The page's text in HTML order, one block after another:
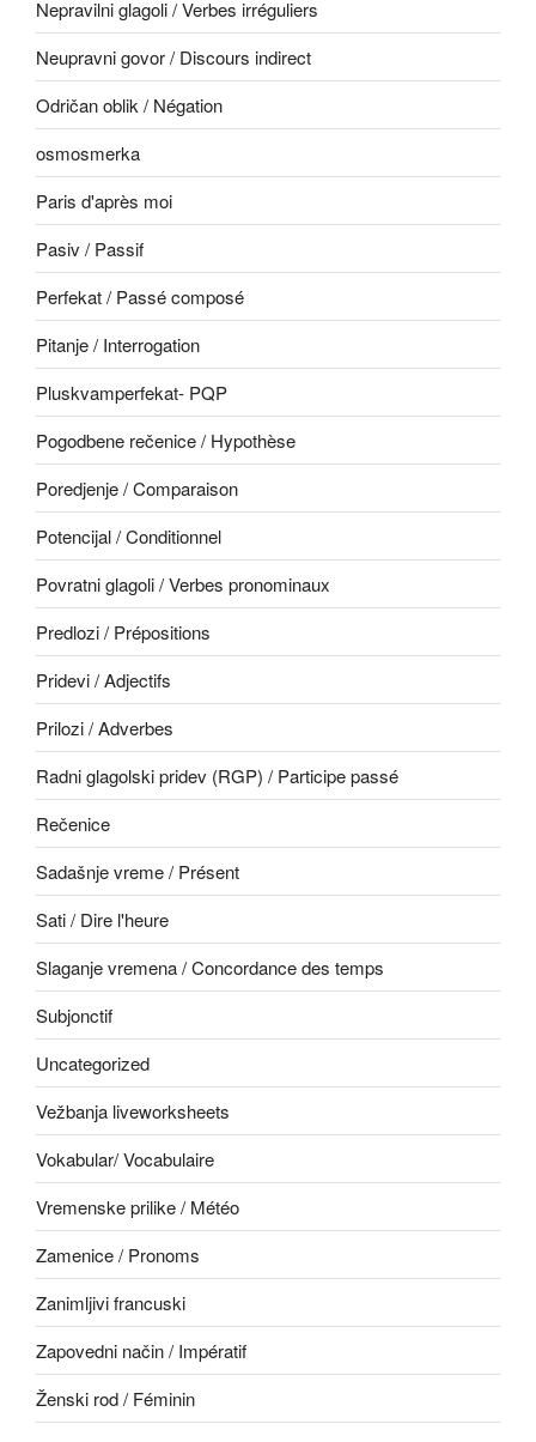
Nepravilni glagoli / Verbes irréguliers
Neupravni govor / Discours indirect
Odričan oblik / Négation
osmosmerka
Paris d'après moi
Pasiv / Passif
Perfekat / Passé composé
Pitanje / Interrogation
Pluskvamperfekat- PQP
Pogodbene rečenice / Hypothèse
Poredjenje / Comparaison
Potencijal / Conditionnel
Povratni glagoli / Verbes pronominaux
Predlozi / Prépositions
Pridevi / Adjectifs
Prilozi / Adverbes
Radni glagolski pridev (RGP) / Participe passé
Rečenice
Sadašnje vreme / Présent
Sati / Dire l'heure
Slaganje vremena / Concordance des temps
Subjonctif
Uncategorized
Vežbanja liveworksheets
Vokabular/ Vocabulaire
Vremenske prilike / Météo
Zamenice / Pronoms
Zanimljivi francuski
Zapovedni način / Impératif
Ženski rod / Féminin